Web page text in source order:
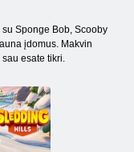
Sponge Bob, Scooby
įdomus. Makvin
esate tikri.